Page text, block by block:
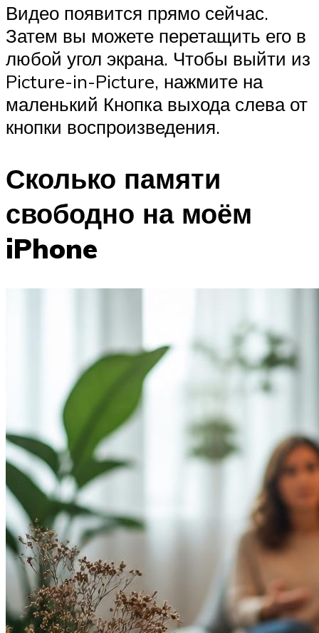
Видео появится прямо сейчас.
Затем вы можете перетащить его в
любой угол экрана. Чтобы выйти из
Picture-in-Picture, нажмите на
маленький Кнопка выхода слева от
кнопки воспроизведения.
Сколько памяти
свободно на моём
iPhone